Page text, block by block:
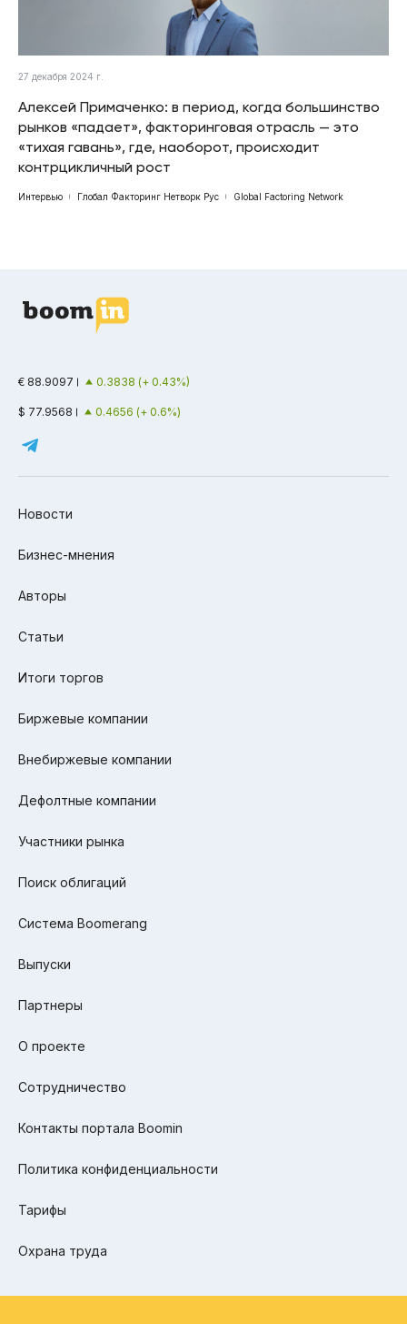
27 декабря 2024 г.
Алексей Примаченко: в период, когда большинство
рынков «падает», факторинговая отрасль — это
«тихая гавань», где, наоборот, происходит
контрцикличный рост
Интервью Глобал Факторинг Нетворк Рус Global Factoring Network
€ 88.9097 0.3838 (+ 0.43%)
$ 77.9568 0.4656 (+ 0.6%)
Новости
Бизнес-мнения
Авторы
Статьи
Итоги торгов
Биржевые компании
Внебиржевые компании
Дефолтные компании
Участники рынка
Поиск облигаций
Система Boomerang
Выпуски
Партнеры
О проекте
Сотрудничество
Контакты портала Boomin
Политика конфиденциальности
Тарифы
Охрана труда